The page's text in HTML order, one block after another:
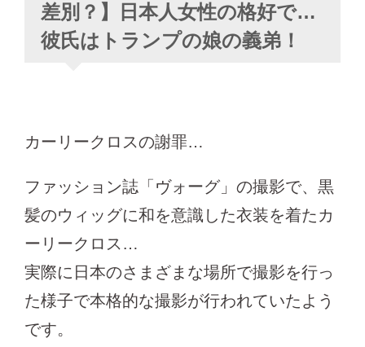
差別？】日本人女性の格好で…
彼氏はトランプの娘の義弟！
カーリークロスの謝罪…
ファッション誌「ヴォーグ」の撮影で、黒
髪のウィッグに和を意識した衣装を着たカ
ーリークロス…
実際に日本のさまざまな場所で撮影を行っ
た様子で本格的な撮影が行われていたよう
です。